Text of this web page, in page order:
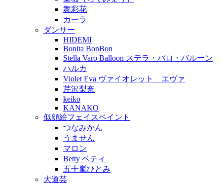
舞彩花
カーラ
ダンサー
HIDEMI
Bonita BonBon
Stella Varo Balloon ステラ・バロ・バルーン
ハルカ
Violet Eva ヴァイオレット エヴァ
芹沢梨奈
keiko
KANAKO
似顔絵フェイスペイント
つなみかん
うません
マロン
Betty ベティ
五十嵐ひとみ
大道芸